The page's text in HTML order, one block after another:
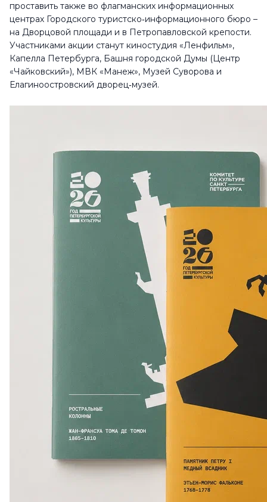
проставить также во флагманских информационных
центрах Городского туристско‑информационного бюро –
на Дворцовой площади и в Петропавловской крепости.
Участниками акции станут киностудия «Ленфильм»,
Капелла Петербурга, Башня городской Думы (Центр
«Чайковский»), МВК «Манеж», Музей Суворова и
Елагиноостровский дворец‑музей.